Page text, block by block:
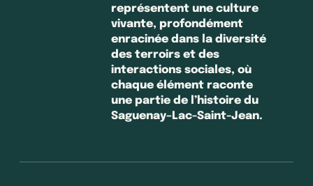
représentent une culture
vivante, profondément
enracinée dans la diversité
des terroirs et des
interactions sociales, où
chaque élément raconte
une partie de l’histoire du
Saguenay–Lac-Saint-Jean.